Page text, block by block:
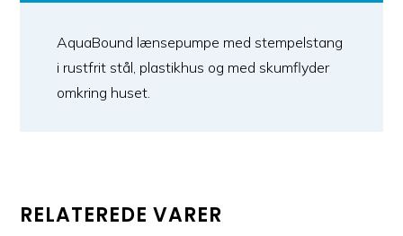
AquaBound lænsepumpe med stempelstang
i rustfrit stål, plastikhus og med skumflyder
omkring huset.
RELATEREDE VARER